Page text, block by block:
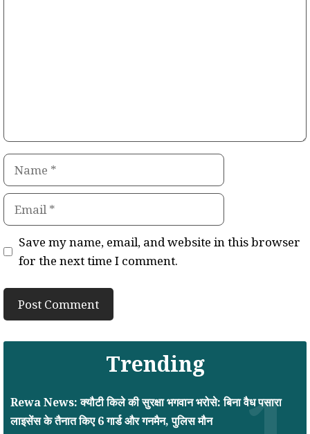
Name
Email
Save my name, email, and website in this browser
for the next time I comment.
Trending
Rewa News: क्यौटी किले की सुरक्षा भगवान भरोसे: बिना वैध पसारा
लाइसेंस के तैनात किए 6 गार्ड और गनमैन, पुलिस मौन